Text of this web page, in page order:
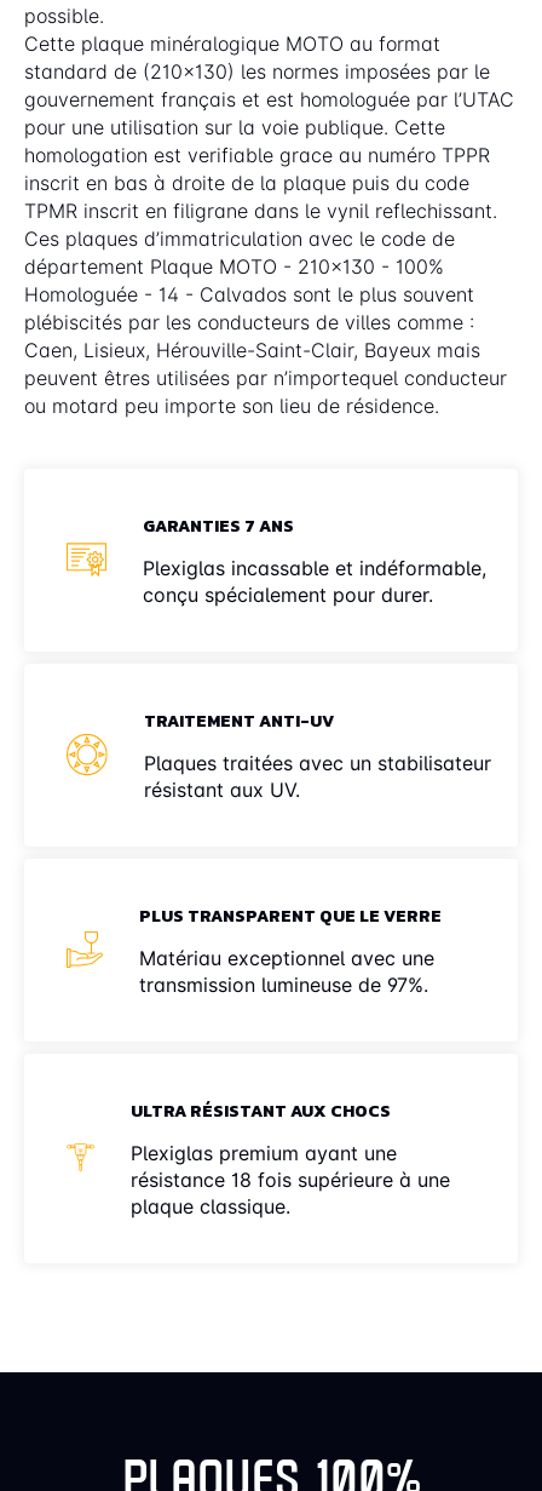
possible.
Cette plaque minéralogique MOTO au format
standard de (210x130) les normes imposées par le
gouvernement français et est homologuée par l’UTAC
pour une utilisation sur la voie publique. Cette
homologation est verifiable grace au numéro TPPR
inscrit en bas à droite de la plaque puis du code
TPMR inscrit en filigrane dans le vynil reflechissant.
Ces plaques d’immatriculation avec le code de
département Plaque MOTO - 210x130 - 100%
Homologuée - 14 - Calvados sont le plus souvent
plébiscités par les conducteurs de villes comme :
Caen, Lisieux, Hérouville-Saint-Clair, Bayeux mais
peuvent êtres utilisées par n’importequel conducteur
ou motard peu importe son lieu de résidence.
GARANTIES 7 ANS
Plexiglas incassable et indéformable,
conçu spécialement pour durer.
TRAITEMENT ANTI-UV
Plaques traitées avec un stabilisateur
résistant aux UV.
PLUS TRANSPARENT QUE LE VERRE
Matériau exceptionnel avec une
transmission lumineuse de 97%.
ULTRA RÉSISTANT AUX CHOCS
Plexiglas premium ayant une
résistance 18 fois supérieure à une
plaque classique.
PLAQUES 100%